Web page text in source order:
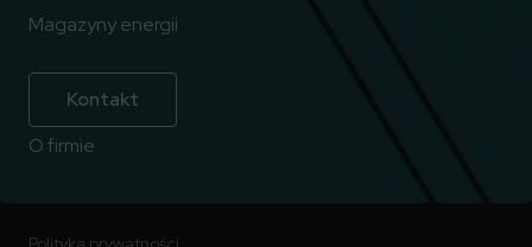
Magazyny energii
Kontakt
O firmie